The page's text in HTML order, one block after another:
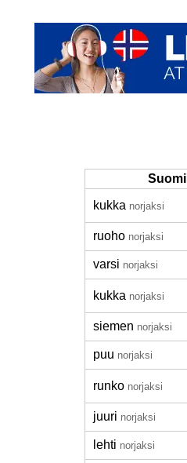
Suomi
kukka norjaksi
ruoho norjaksi
varsi norjaksi
kukka norjaksi
siemen norjaksi
puu norjaksi
runko norjaksi
juuri norjaksi
lehti norjaksi